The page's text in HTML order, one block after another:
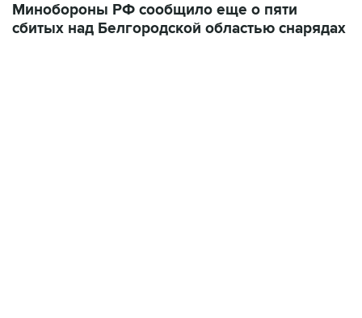
Минобороны РФ сообщило еще о пяти
сбитых над Белгородской областью снарядах